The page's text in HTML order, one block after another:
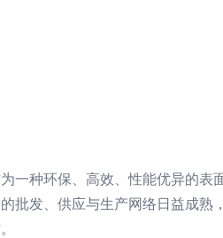
一种环保、高效、性能优异的
批发、供应与生产网络日益成